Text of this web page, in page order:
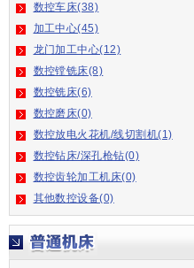
数控车床(38)
加工中心(45)
龙门加工中心(12)
数控镗铣床(8)
数控铣床(6)
数控磨床(0)
数控放电火花机/线切割机(1)
数控钻床/深孔枪钻(0)
数控齿轮加工机床(0)
其他数控设备(0)